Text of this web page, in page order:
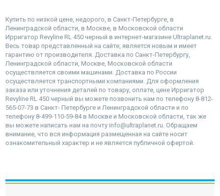
Купить по низкой цене, недорого, в Санкт-Петербурге, в
Ленинградской области, в Москве, в Московской области
Ирригатор Revyline RL 450 черный в интернет-магазине Ultraplanet.ru.
Весь товар представленный на сайте, является новым и имеет
гарантию от производителя. Доставка по Санкт-Петербургу,
Ленинградской области, Москве, Московской области
осуществляется своими машинами. Доставка по России
осуществляется транспортными компаниями. Для оформления
заказа или уточнения деталей по товару, оплате, цене Ирригатор
Revyline RL 450 черный вы можете позвонить нам по телефону 8-812-
565-07-73 в Санкт- Петербурге и Ленинградской области и по
телефону 8-499-110-59-84 в Москве и Московской области, так же
вы можете написать нам на почту info@ultraplanet.ru. Обращаем
внимание, что вся информация размещенная на сайте носит
ознакомительный характер и не является публичной офертой.
наверх